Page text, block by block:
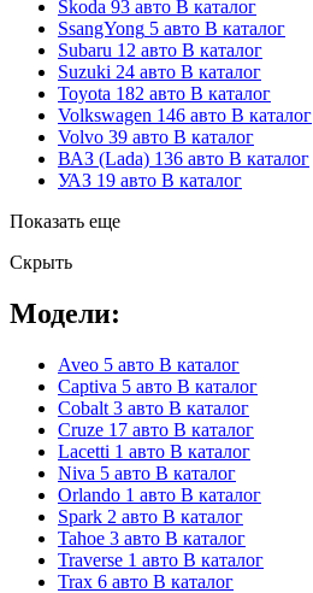
Skoda 93 авто В каталог
SsangYong 5 авто В каталог
Subaru 12 авто В каталог
Suzuki 24 авто В каталог
Toyota 182 авто В каталог
Volkswagen 146 авто В каталог
Volvo 39 авто В каталог
ВАЗ (Lada) 136 авто В каталог
УАЗ 19 авто В каталог
Показать еще
Скрыть
Модели:
Aveo 5 авто В каталог
Captiva 5 авто В каталог
Cobalt 3 авто В каталог
Cruze 17 авто В каталог
Lacetti 1 авто В каталог
Niva 5 авто В каталог
Orlando 1 авто В каталог
Spark 2 авто В каталог
Tahoe 3 авто В каталог
Traverse 1 авто В каталог
Trax 6 авто В каталог